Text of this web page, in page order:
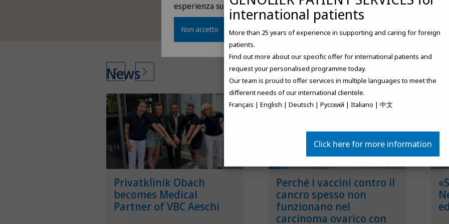
News
Privatklinik Obach
becomes Medical
Partner of VBC Aeschi
Perché i vaccini contro il
cancro spesso non
funzionano nel
carcinoma ovarico con
esperienza sul sito web. Per saperne di più, consultate la nostrapolitica sulla
Non accetto Accetto
international patients
More than 25 years of experience in supporting and caring for foreign
patients.
Find out more about our specific offer for international patients and
request your personalised programme today.
Our team is proud to offer services in multiple languages to meet the
different needs of our international clientele.
Français | English | Deutsch | Русский | Italiano | 中文
Click here for more information